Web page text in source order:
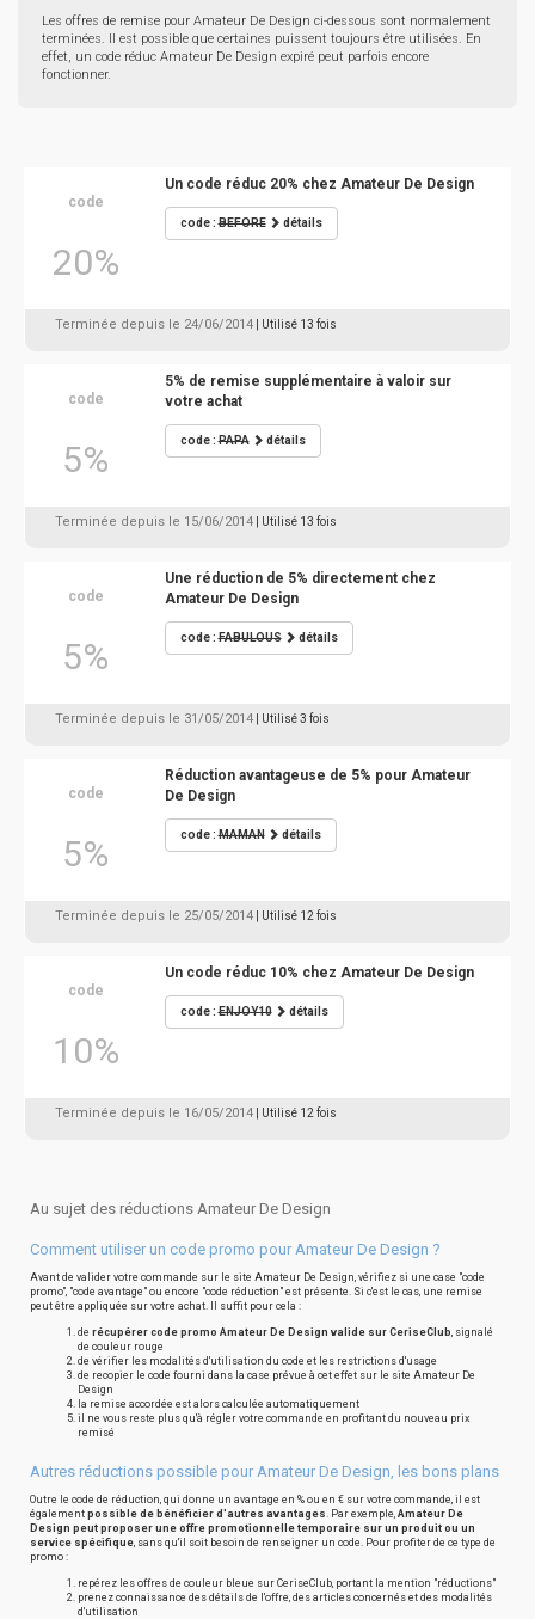
Les offres de remise pour Amateur De Design ci-dessous sont normalement
terminées. Il est possible que certaines puissent toujours être utilisées. En
effet, un code réduc Amateur De Design expiré peut parfois encore
fonctionner.
code
20%
Un code réduc 20% chez Amateur De Design
code :BEFORE détails
Terminée depuis le 24/06/2014 | Utilisé 13 fois
code
5%
5% de remise supplémentaire à valoir sur
votre achat
code :PAPA détails
Terminée depuis le 15/06/2014 | Utilisé 13 fois
code
5%
Une réduction de 5% directement chez
Amateur De Design
code :FABULOUS détails
Terminée depuis le 31/05/2014 | Utilisé 3 fois
code
5%
Réduction avantageuse de 5% pour Amateur
De Design
code :MAMAN détails
Terminée depuis le 25/05/2014 | Utilisé 12 fois
code
10%
Un code réduc 10% chez Amateur De Design
code :ENJOY10 détails
Terminée depuis le 16/05/2014 | Utilisé 12 fois
Au sujet des réductions Amateur De Design
Comment utiliser un code promo pour Amateur De Design ?
Avant de valider votre commande sur le site Amateur De Design, vérifiez si une case "code
promo", "code avantage" ou encore "code réduction" est présente. Si c'est le cas, une remise
peut être appliquée sur votre achat. Il suffit pour cela :
de récupérer code promo Amateur De Design valide sur CeriseClub, signalé
de couleur rouge
de vérifier les modalités d'utilisation du code et les restrictions d'usage
de recopier le code fourni dans la case prévue à cet effet sur le site Amateur De
Design
la remise accordée est alors calculée automatiquement
il ne vous reste plus qu'à régler votre commande en profitant du nouveau prix
remisé
Autres réductions possible pour Amateur De Design, les bons plans
Outre le code de réduction, qui donne un avantage en % ou en € sur votre commande, il est
également possible de bénéficier d'autres avantages. Par exemple, Amateur De
Design peut proposer une offre promotionnelle temporaire sur un produit ou un
service spécifique, sans qu'il soit besoin de renseigner un code. Pour profiter de ce type de
promo :
repérez les offres de couleur bleue sur CeriseClub, portant la mention "réductions"
prenez connaissance des détails de l'offre, des articles concernés et des modalités
d'utilisation